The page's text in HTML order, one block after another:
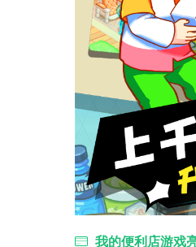
我的便利店游戏